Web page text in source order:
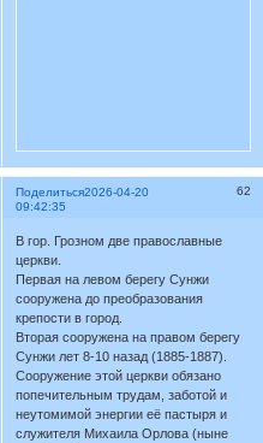
Поделиться 62
2026-04-20
09:42:35
В гор. Грозном две православные
церкви.
Первая на левом берегу Сунжи
сооружена до преобразования
крепости в город.
Вторая сооружена на правом берегу
Сунжи лет 8-10 назад (1885-1887).
Сооружение этой церкви обязано
попечительным трудам, заботой и
неутомимой энергии её пастыря и
служителя Михаила Орлова (ныне